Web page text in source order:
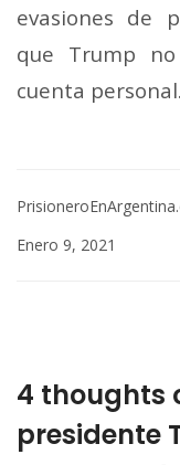
evasiones de
que Trump
cuenta personal.
Enero 9, 2021
4 thoughts
presidente